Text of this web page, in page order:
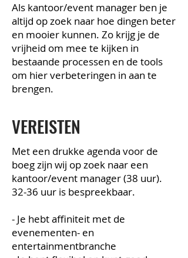
Als kantoor/event manager ben je
altijd op zoek naar hoe dingen beter
en mooier kunnen. Zo krijg je de
vrijheid om mee te kijken in
bestaande processen en de tools
om hier verbeteringen in aan te
brengen.
VEREISTEN
Met een drukke agenda voor de
boeg zijn wij op zoek naar een
kantoor/event manager (38 uur).
32-36 uur is bespreekbaar.
- Je hebt affiniteit met de
evenementen- en
entertainmentbranche